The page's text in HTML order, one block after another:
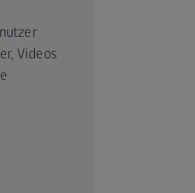
deutschen
Videos